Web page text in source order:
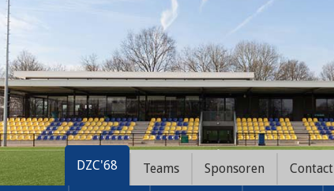
DZC'68 Teams Sponsoren Contact